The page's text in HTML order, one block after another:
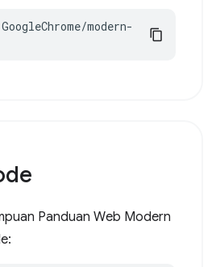
modern-
Panduan Web Modern